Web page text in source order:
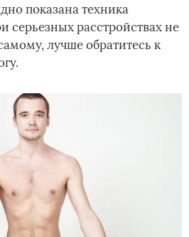
показана техника
серьезных расстройствах не
лучше обратитесь к